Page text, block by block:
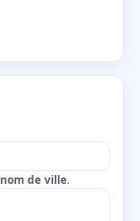
nom de ville.